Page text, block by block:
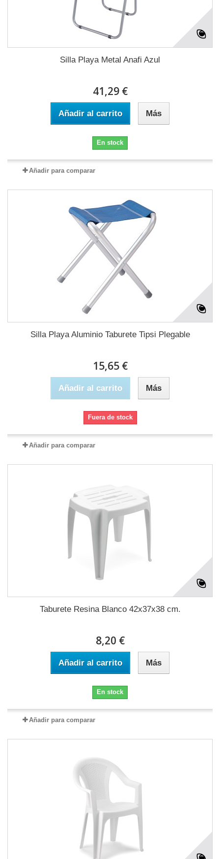
Silla Playa Metal Anafi Azul
41,29 €
Añadir al carrito Más
En stock
Añadir para comparar
Silla Playa Aluminio Taburete Tipsi Plegable
15,65 €
Añadir al carrito Más
Fuera de stock
Añadir para comparar
Taburete Resina Blanco 42x37x38 cm.
8,20 €
Añadir al carrito Más
En stock
Añadir para comparar